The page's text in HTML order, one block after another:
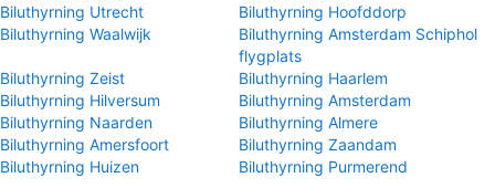
Biluthyrning Utrecht
Biluthyrning Hoofddorp
Biluthyrning Waalwijk
Biluthyrning Amsterdam Schiphol
flygplats
Biluthyrning Zeist
Biluthyrning Haarlem
Biluthyrning Hilversum
Biluthyrning Amsterdam
Biluthyrning Naarden
Biluthyrning Almere
Biluthyrning Amersfoort
Biluthyrning Zaandam
Biluthyrning Huizen
Biluthyrning Purmerend